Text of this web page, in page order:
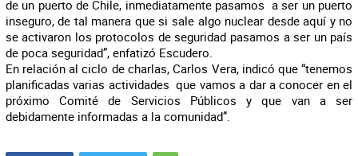
de un puerto de Chile, inmediatamente pasamos a ser un puerto
inseguro, de tal manera que si sale algo nuclear desde aquí y no
se activaron los protocolos de seguridad pasamos a ser un país
de poca seguridad”, enfatizó Escudero.
En relación al ciclo de charlas, Carlos Vera, indicó que “tenemos
planificadas varias actividades que vamos a dar a conocer en el
próximo Comité de Servicios Públicos y que van a ser
debidamente informadas a la comunidad”.